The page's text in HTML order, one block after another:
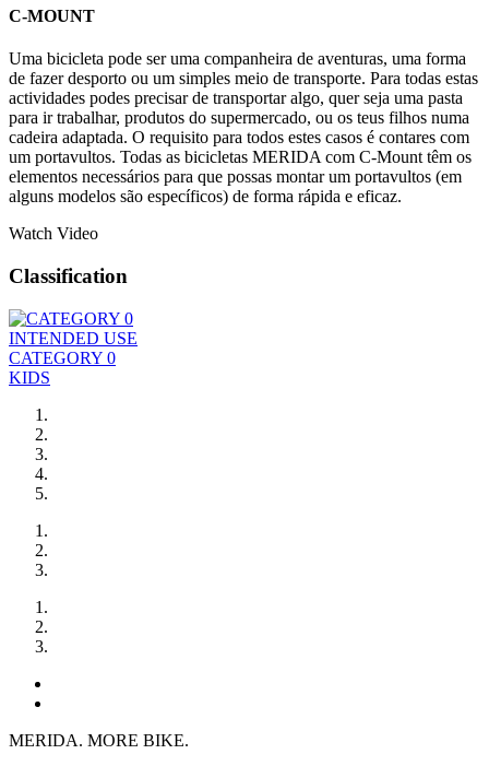
C-MOUNT
Uma bicicleta pode ser uma companheira de aventuras, uma forma
de fazer desporto ou um simples meio de transporte. Para todas estas
actividades podes precisar de transportar algo, quer seja uma pasta
para ir trabalhar, produtos do supermercado, ou os teus filhos numa
cadeira adaptada. O requisito para todos estes casos é contares com
um portavultos. Todas as bicicletas MERIDA com C-Mount têm os
elementos necessários para que possas montar um portavultos (em
alguns modelos são específicos) de forma rápida e eficaz.
Watch Video
Classification
INTENDED USE
CATEGORY 0
KIDS
MERIDA. MORE BIKE.